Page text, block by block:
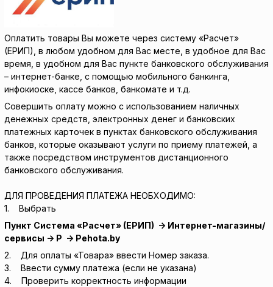
Оплатить товары Вы можете через систему «Расчет»
(ЕРИП), в любом удобном для Вас месте, в удобное для Вас
время, в удобном для Вас пункте банковского обслуживания
– интернет-банке, с помощью мобильного банкинга,
инфокиоске, кассе банков, банкомате и т.д.
Совершить оплату можно с использованием наличных
денежных средств, электронных денег и банковских
платежных карточек в пунктах банковского обслуживания
банков, которые оказывают услуги по приему платежей, а
также посредством инструментов дистанционного
банковского обслуживания.
ДЛЯ ПРОВЕДЕНИЯ ПЛАТЕЖА НЕОБХОДИМО:
1. Выбрать
Пункт Система «Расчет» (ЕРИП) → Интернет-магазины/
сервисы → P → Pehota.by
2. Для оплаты «Товара» ввести Номер заказа.
3. Ввести сумму платежа (если не указана)
4. Проверить корректность информации